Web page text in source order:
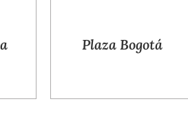
Plaza Bogotá